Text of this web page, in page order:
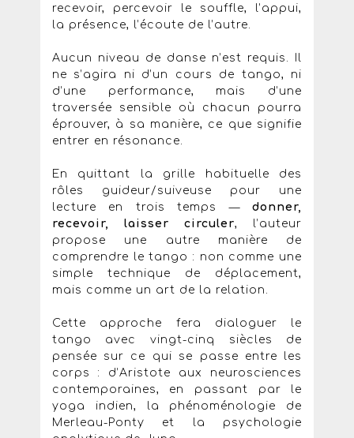
recevoir, percevoir le souffle, l’appui,
la présence, l’écoute de l’autre.
Aucun niveau de danse n’est requis. Il
ne s’agira ni d’un cours de tango, ni
d’une performance, mais d’une
traversée sensible où chacun pourra
éprouver, à sa manière, ce que signifie
entrer en résonance.
En quittant la grille habituelle des
rôles guideur/suiveuse pour une
lecture en trois temps —donner,
recevoir, laisser circuler, l’auteur
propose une autre manière de
comprendre le tango : non comme une
simple technique de déplacement,
mais comme un art de la relation.
Cette approche fera dialoguer le
tango avec vingt-cinq siècles de
pensée sur ce qui se passe entre les
corps : d’Aristote aux neurosciences
contemporaines, en passant par le
yoga indien, la phénoménologie de
Merleau-Ponty et la psychologie